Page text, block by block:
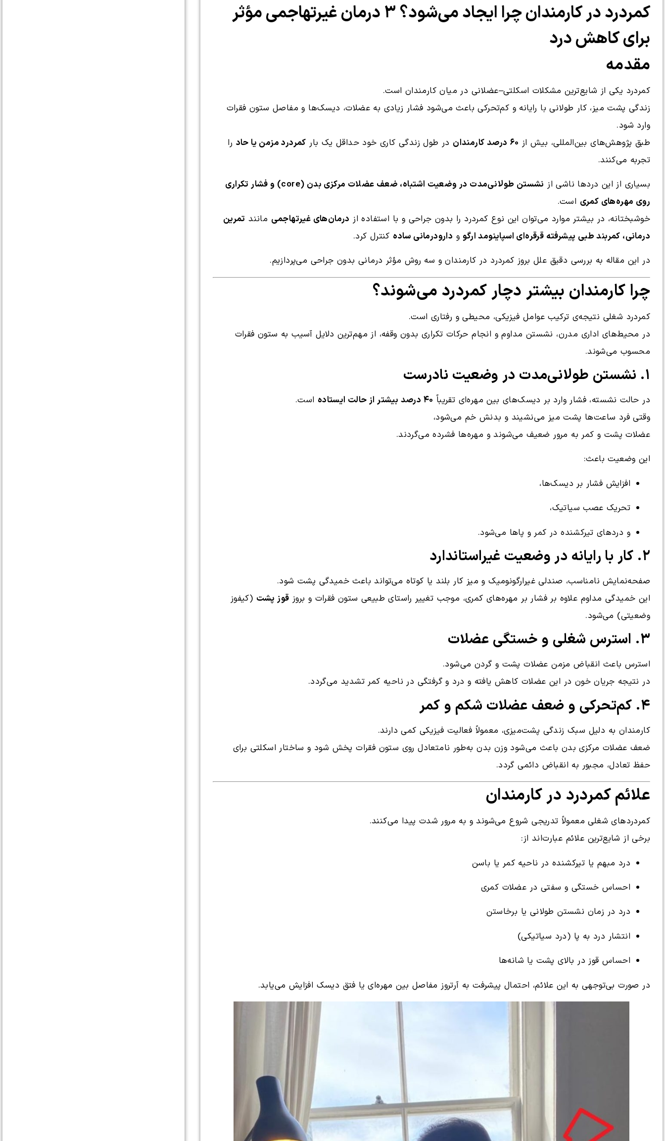
کمردرد در کارمندان چرا ایجاد می‌شود؟ ۳ درمان غیرتهاجمی مؤثر
برای کاهش درد
مقدمه
کمردرد یکی از شایع‌ترین مشکلات اسکلتی–عضلانی در میان کارمندان است.
زندگی پشت میز، کار طولانی با رایانه و کم‌تحرکی باعث می‌شود فشار زیادی به عضلات، دیسک‌ها و مفاصل ستون فقرات
وارد شود.
طبق پژوهش‌های بین‌المللی، بیش از ۶۰ درصد کارمندان در طول زندگی کاری خود حداقل یک بار کمردرد مزمن یا حاد را
تجربه می‌کنند.
بسیاری از این دردها ناشی از
نشستن طولانی‌مدت در وضعیت اشتباه، ضعف عضلات مرکزی بدن (core) و فشار تکراری
روی مهره‌های کمری است.
خوشبختانه، در بیشتر موارد می‌توان این نوع کمردرد را بدون جراحی و با استفاده از درمان‌های غیرتهاجمی مانند تمرین
درمانی، کمربند طبی پیشرفته قرقره‌ای اسپاینومد ارگوو دارودرمانی ساده کنترل کرد.
در این مقاله به بررسی دقیق علل بروز کمردرد در کارمندان و سه روش مؤثر درمانی بدون جراحی می‌پردازیم.
چرا کارمندان بیشتر دچار کمردرد می‌شوند؟
کمردرد شغلی نتیجه‌ی ترکیب عوامل فیزیکی، محیطی و رفتاری است.
در محیط‌های اداری مدرن، نشستن مداوم و انجام حرکات تکراری بدون وقفه، از مهم‌ترین دلایل آسیب به ستون فقرات
محسوب می‌شوند.
۱. نشستن طولانی‌مدت در وضعیت نادرست
در حالت نشسته، فشار وارد بر دیسک‌های بین مهره‌ای تقریباً ۴۰ درصد بیشتر از حالت ایستاده
است.
وقتی فرد ساعت‌ها پشت میز می‌نشیند و بدنش خم می‌شود،
عضلات پشت و کمر به مرور ضعیف می‌شوند و مهره‌ها فشرده می‌گردند.
این وضعیت باعث:
افزایش فشار بر دیسک‌ها،
تحریک عصب سیاتیک،
و دردهای تیرکشنده در کمر و پاها می‌شود.
۲. کار با رایانه در وضعیت غیراستاندارد
صفحه‌نمایش نامناسب، صندلی غیرارگونومیک و میز کار بلند یا کوتاه می‌تواند باعث خمیدگی پشت شود.
این خمیدگی مداوم علاوه بر فشار بر مهره‌های کمری، موجب تغییر راستای طبیعی ستون فقرات و بروز قوز پشت (کیفوز
وضعیتی) می‌شود.
۳. استرس شغلی و خستگی عضلات
استرس باعث انقباض مزمن عضلات پشت و گردن می‌شود.
در نتیجه جریان خون در این عضلات کاهش یافته و درد و گرفتگی در ناحیه کمر تشدید می‌گردد.
۴. کم‌تحرکی و ضعف عضلات شکم و کمر
کارمندان به دلیل سبک زندگی پشت‌میزی، معمولاً فعالیت فیزیکی کمی دارند.
ضعف عضلات مرکزی بدن باعث می‌شود وزن بدن به‌طور نامتعادل روی ستون فقرات پخش شود و ساختار اسکلتی برای
حفظ تعادل، مجبور به انقباض دائمی گردد.
علائم کمردرد در کارمندان
کمردردهای شغلی معمولاً تدریجی شروع می‌شوند و به مرور شدت پیدا می‌کنند.
برخی از شایع‌ترین علائم عبارت‌اند از:
درد مبهم یا تیرکشنده در ناحیه کمر یا باسن
احساس خستگی و سفتی در عضلات کمری
درد در زمان نشستن طولانی یا برخاستن
انتشار درد به پا (درد سیاتیکی)
احساس قوز در بالای پشت یا شانه‌ها
در صورت بی‌توجهی به این علائم، احتمال پیشرفت به آرتروز مفاصل بین مهره‌ای یا فتق دیسک افزایش می‌یابد.